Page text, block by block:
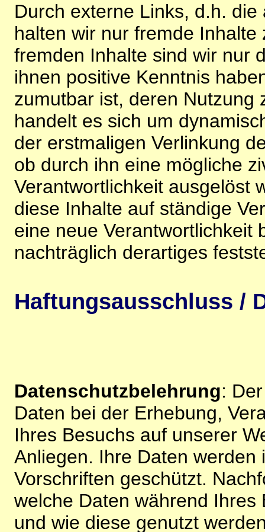
Durch externe Links, d.h.
halten wir nur fremde
fremden Inhalte sind wir nur
ihnen positive Kenntnis
zumutbar ist, deren Nutzung
handelt es sich um
der erstmaligen Verlinkung
ob durch ihn eine mögliche
Verantwortlichkeit ausgelöst
diese Inhalte auf ständige
eine neue Verantwortlichkeit
nachträglich derartiges
Haftungsausschluss /
Datenschutzbelehrung:
Daten bei der Erhebung,
Ihres Besuchs auf unserer
Anliegen. Ihre Daten
Vorschriften geschützt.
welche Daten während
und wie diese genutzt